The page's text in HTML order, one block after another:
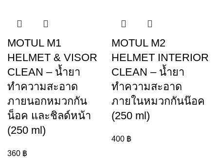
MOTUL M1
HELMET & VISOR
CLEAN – น้ำยา
ทำความสะอาด
ภายนอกหมวกกัน
น็อค และชิลด์หน้า
(250 ml)
360 ฿
MOTUL M2
HELMET INTERIOR
CLEAN – น้ำยา
ทำความสะอาด
ภายในหมวกกันน๊อค
(250 ml)
400 ฿